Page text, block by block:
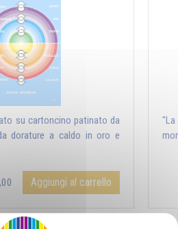
su cartoncino patinato da
dorature a caldo in oro e
Aggiungi al carrello